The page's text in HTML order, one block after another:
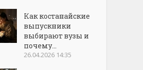
Как костанайские
выпускники
выбирают вузы и
почему...
26.04.2026 14:35